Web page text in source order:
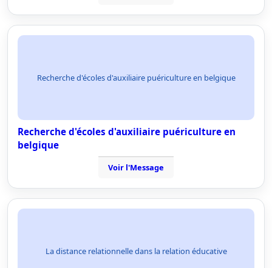
Recherche d'écoles d'auxiliaire puériculture en belgique
Recherche d'écoles d'auxiliaire puériculture en
belgique
Voir l'Message
La distance relationnelle dans la relation éducative